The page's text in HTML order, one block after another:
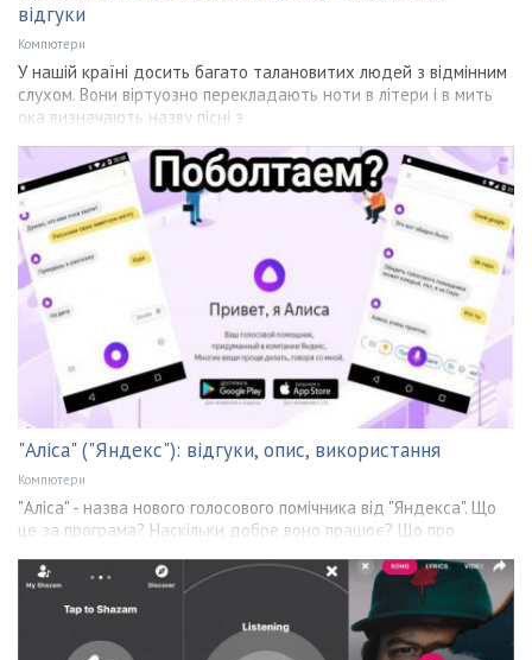
відгуки
Компютери
У нашій країні досить багато талановитих людей з відмінним
слухом. Вони віртуозно перекладають ноти в літери і в мить
ока визначають назву пісні з
"Аліса" ("Яндекс"): відгуки, опис, використання
Компютери
"Аліса" - назва нового голосового помічника від "Яндекса". Що
це за програма? Наскільки добре воно працює? Що про